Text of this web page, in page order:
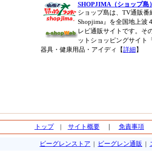
SHOPJIMA（ショップ島
ショップ島は、TV通販
Shopjima』を全国地上波
レビ通販サイトです。そ
ットショッピングサイト
器具・健康用品・アイディ【詳細 】
トップ| サイト概要｜ 免責事項
ビーグレンストア ビーグレン通販